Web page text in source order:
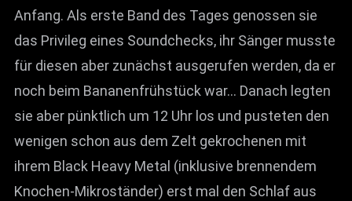
Anfang. Als erste Band des Tages genossen sie
das Privileg eines Soundchecks, ihr Sänger musste
für diesen aber zunächst ausgerufen werden, da er
noch beim Bananenfrühstück war… Danach legten
sie aber pünktlich um 12 Uhr los und pusteten den
wenigen schon aus dem Zelt gekrochenen mit
ihrem Black Heavy Metal (inklusive brennendem
Knochen-Mikroständer) erst mal den Schlaf aus